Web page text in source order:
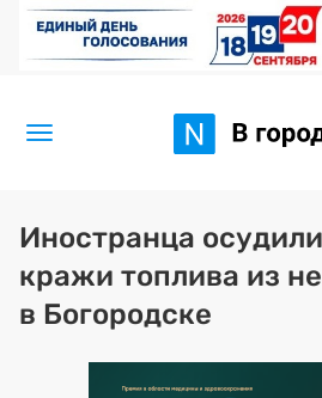
Новости
Статьи
BORЩ
Иностранца
кражи топлива из
в Богородске